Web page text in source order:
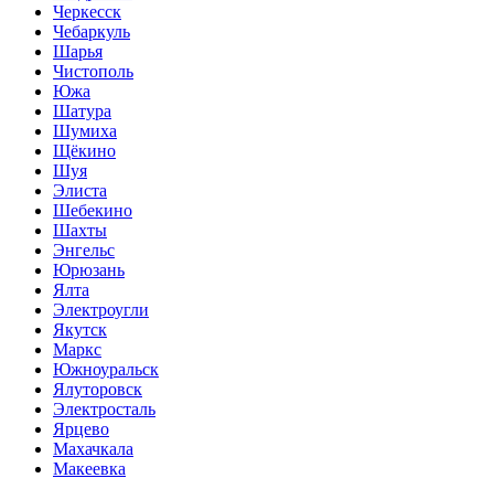
Черкесск
Чебаркуль
Шарья
Чистополь
Южа
Шатура
Шумиха
Щёкино
Шуя
Элиста
Шебекино
Шахты
Энгельс
Юрюзань
Ялта
Электроугли
Якутск
Маркс
Южноуральск
Ялуторовск
Электросталь
Ярцево
Махачкала
Макеевка